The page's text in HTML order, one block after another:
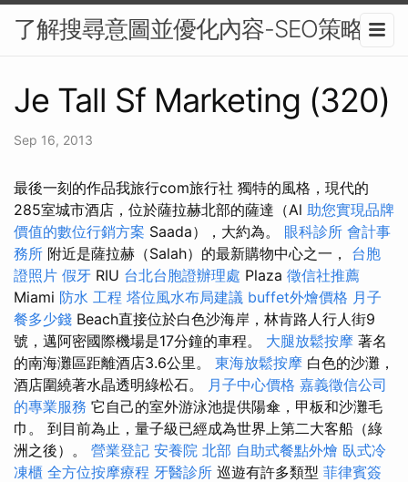
了解搜尋意圖並優化內容-SEO策略
Je Tall Sf Marketing (320)
Sep 16, 2013
最後一刻的作品我旅行com旅行社 獨特的風格，現代的
285室城市酒店，位於薩拉赫北部的薩達（Al 助您實現品牌
價值的數位行銷方案 Saada），大約為。 眼科診所 會計事
務所 附近是薩拉赫（Salah）的最新購物中心之一， 台胞
證照片 假牙 RIU 台北台胞證辦理處 Plaza 徵信社推薦
Miami 防水 工程 塔位風水布局建議 buffet外燴價格 月子
餐多少錢 Beach直接位於白色沙海岸，林肯路人行人街9
號，邁阿密國際機場是17分鐘的車程。 大腿放鬆按摩 著名
的南海灘區距離酒店3.6公里。 東海放鬆按摩 白色的沙灘，
酒店圍繞著水晶透明綠松石。
月子中心價格 嘉義徵信公司
的專業服務 它自己的室外游泳池提供陽傘，甲板和沙灘毛
巾。 到目前為止，量子級已經成為世界上第二大客船（綠
洲之後）。 營業登記 安養院 北部 自助式餐點外燴 臥式冷
凍櫃 全方位按摩療程 牙醫診所 巡遊有許多類型 菲律賓簽